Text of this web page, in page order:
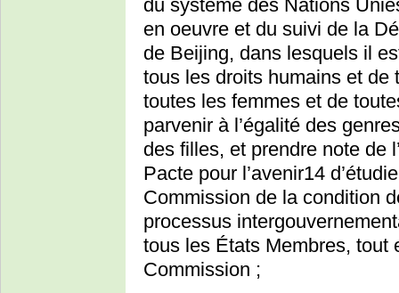
du système des Nations
en oeuvre et du suivi de la
de Beijing, dans lesquels il
tous les droits humains et de
toutes les femmes et de
parvenir à l’égalité des
des filles, et prendre note de
Pacte pour l’avenir14
Commission de la condition
processus
tous les États Membres, tout
Commission ;